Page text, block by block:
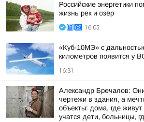
Российские энергетики
жизнь рек и озёр
16:05
«Куб-10МЭ» с
километров появится у
16:31
Александр Бречалов:
чертежи в здания, а
объекты: дома, где
учатся дети, больницы,